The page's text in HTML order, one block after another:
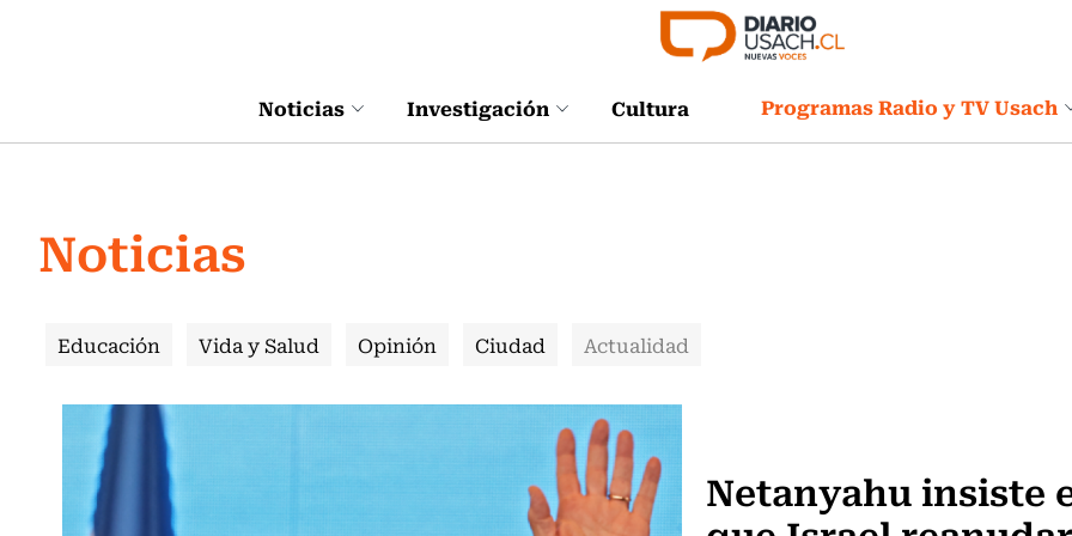
Noticias Investigación Cultura Programas Radio y TV Usach
Noticias
Educación Vida y Salud Opinión Ciudad Actualidad
Netanyahu insiste